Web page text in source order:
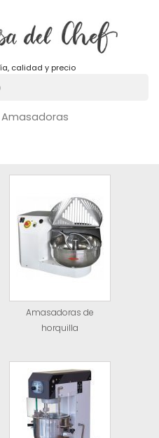
calidad y precio
Amasadoras
Amasadoras de
horquilla